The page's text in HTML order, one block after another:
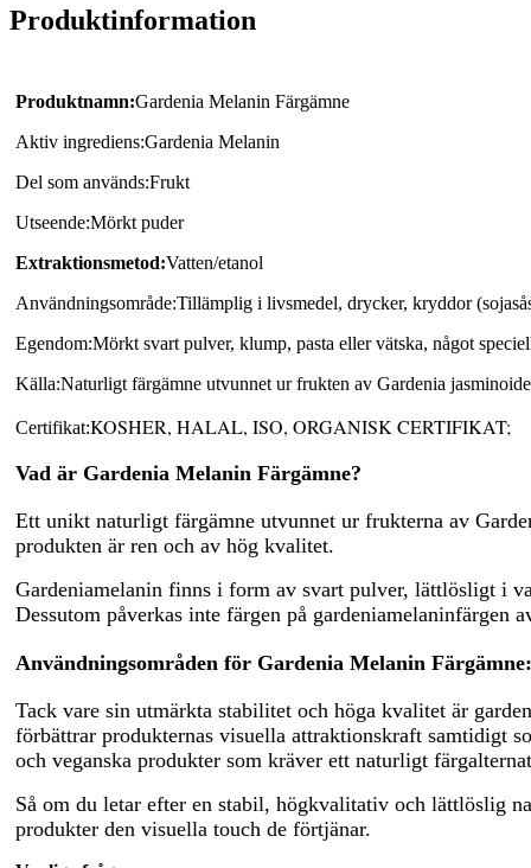
Produktinformation
Produktnamn:Gardenia Melanin Färgämne
Aktiv ingrediens:Gardenia Melanin
Del som används:Frukt
Utseende:Mörkt puder
Extraktionsmetod:Vatten/etanol
Användningsområde:Tillämplig i livsmedel, drycker, kryddor
Egendom:Mörkt svart pulver, klump, pasta eller vätska, något
Källa:Naturligt färgämne utvunnet ur frukten av Gardenia
Certifikat:KOSHER, HALAL, ISO, ORGANISK CERTIFIKAT;
Vad är Gardenia Melanin Färgämne?
Ett unikt naturligt färgämne utvunnet ur frukterna av
produkten är ren och av hög kvalitet.
Gardeniamelanin finns i form av svart pulver, lättlösligt i
Dessutom påverkas inte färgen på
Användningsområden för Gardenia Melanin Färgämne:
Tack vare sin utmärkta stabilitet och höga kvalitet är
förbättrar produkternas visuella attraktionskraft samtidigt
och veganska produkter som kräver ett naturligt
Så om du letar efter en stabil, högkvalitativ och lättlöslig
produkter den visuella touch de förtjänar.